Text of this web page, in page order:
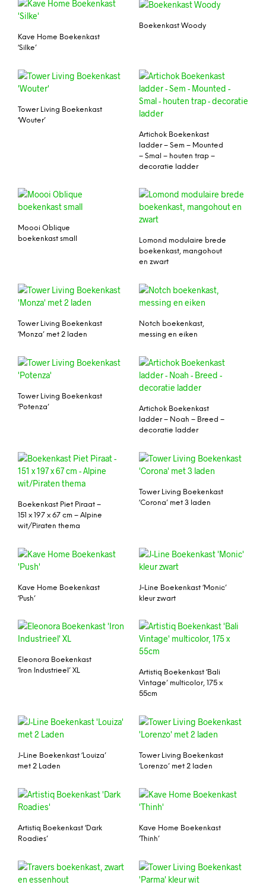
Kave Home Boekenkast
‘Silke’
Boekenkast Woody
Tower Living Boekenkast
‘Wouter’
Artichok Boekenkast
ladder – Sem – Mounted
– Smal – houten trap –
decoratie ladder
Moooi Oblique
boekenkast small
Lomond modulaire brede
boekenkast, mangohout
en zwart
Tower Living Boekenkast
‘Monza’ met 2 laden
Notch boekenkast,
messing en eiken
Tower Living Boekenkast
‘Potenza’
Artichok Boekenkast
ladder – Noah – Breed –
decoratie ladder
Boekenkast Piet Piraat –
151 x 197 x 67 cm – Alpine
wit/Piraten thema
Tower Living Boekenkast
‘Corona’ met 3 laden
Kave Home Boekenkast
‘Push’
J-Line Boekenkast ‘Monic’
kleur zwart
Eleonora Boekenkast
‘Iron Industrieel’ XL
Artistiq Boekenkast ‘Bali
Vintage’ multicolor, 175 x
55cm
J-Line Boekenkast ‘Louiza’
met 2 Laden
Tower Living Boekenkast
‘Lorenzo’ met 2 laden
Artistiq Boekenkast ‘Dark
Roadies’
Kave Home Boekenkast
‘Thinh’